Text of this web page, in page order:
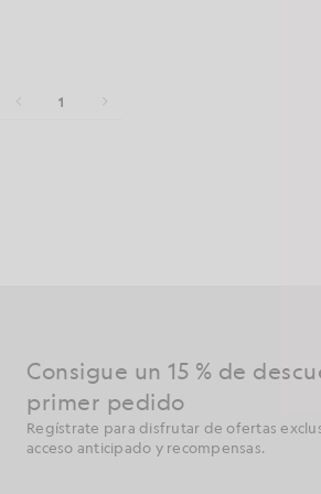
1
Consigue un 15 % de
primer pedido
Regístrate para disfrutar de ofertas
acceso anticipado y recompensas.